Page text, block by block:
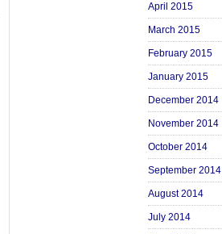
April 2015
March 2015
February 2015
January 2015
December 2014
November 2014
October 2014
September 2014
August 2014
July 2014